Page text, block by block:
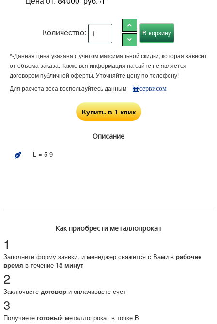
Количество:
*-Данная цена указана с учетом максимальной скидки, которая зависит
от объема заказа. Также вся информация на сайте не является
договором публичной оферты. Уточняйте цену по телефону!
Для расчета веса воспользуйтесь данным
сервисом
Купить в 1 клик
Описание
L = 5-9
Как приобрести металлопрокат
1
Заполните форму заявки, и менеджер свяжется с Вами в рабочее
время в течение 15 минут
2
Заключаете договори оплачиваете счет
3
Получаете готовый металлопрокат в точке B